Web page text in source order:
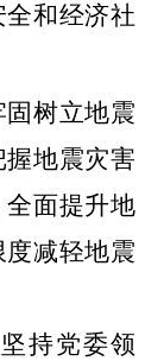
和经济社
树立地震
地震灾害
全面提升地
度减轻地震
持党委领